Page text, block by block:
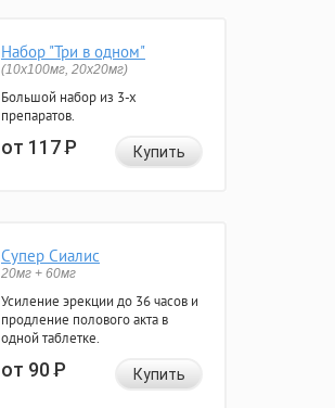
Набор "Три в одном"
(10x100мг, 20x20мг)
Большой набор из 3-х
препаратов.
от 117Р Купить
Супер Сиалис
20мг + 60мг
Усиление эрекции до 36 часов и
продление полового акта в
одной таблетке.
от 90Р Купить